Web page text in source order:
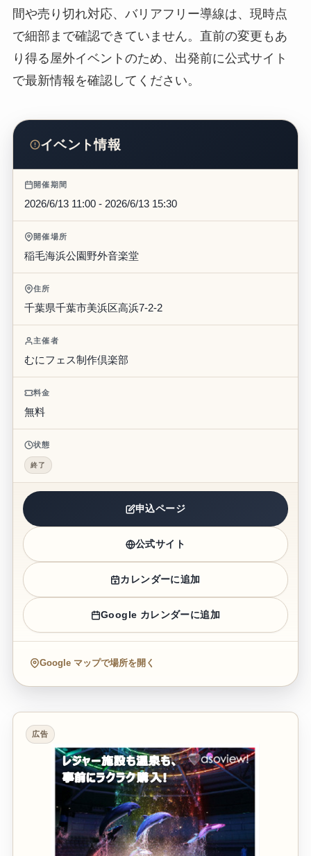
間や売り切れ対応、バリアフリー導線は、現時点
で細部まで確認できていません。直前の変更もあ
り得る屋外イベントのため、出発前に公式サイト
で最新情報を確認してください。
イベント情報
開催期間
2026/6/13 11:00 - 2026/6/13 15:30
開催場所
稲毛海浜公園野外音楽堂
住所
千葉県千葉市美浜区高浜7-2-2
主催者
むにフェス制作倶楽部
料金
無料
状態
終了
申込ページ
公式サイト
カレンダーに追加
Google カレンダーに追加
Google マップで場所を開く
広告